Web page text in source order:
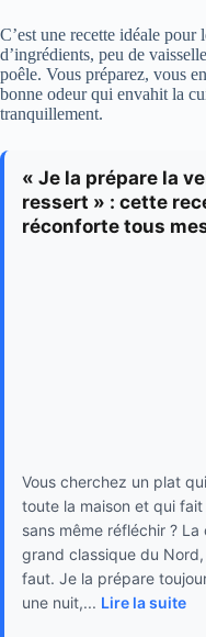
C’est une recette idéale pour
d’ingrédients, peu de
poêle. Vous préparez, vous
bonne odeur qui envahit la
tranquillement.
« Je la prépare la
ressert » : cette
réconforte tous
Vous cherchez un plat
toute la maison et qui
sans même réfléchir ?
grand classique du
faut. Je la prépare
une nuit,... Lire la suite